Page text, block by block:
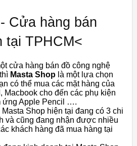
Cửa hàng bán
tại TPHCM<
cửa hàng bán đồ công nghệ
Masta Shop là một lựa chọn
có thể mua các mặt hàng của
Macbook cho đến các phụ kiện
ứng Apple Pencil ….
Shop hiện tại đang có 3 chi
và cũng đang nhận được nhiều
khách hàng đã mua hàng tại